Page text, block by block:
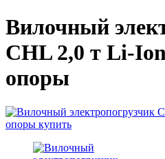
Вилочный
CHL 2,0 т Li-
опоры